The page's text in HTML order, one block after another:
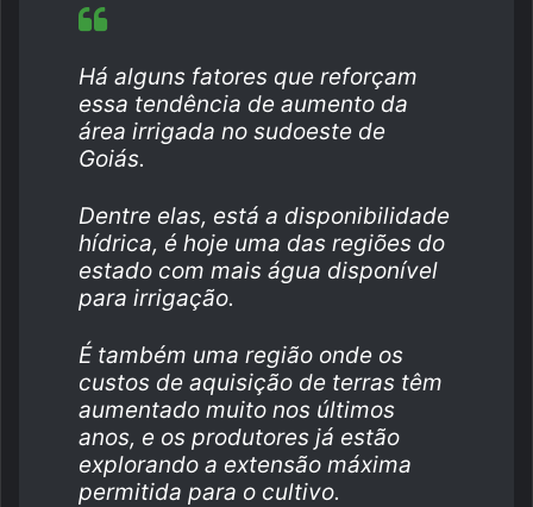
Há alguns fatores que reforçam
essa tendência de aumento da
área irrigada no sudoeste de
Goiás.
Dentre elas, está a disponibilidade
hídrica, é hoje uma das regiões do
estado com mais água disponível
para irrigação.
É também uma região onde os
custos de aquisição de terras têm
aumentado muito nos últimos
anos, e os produtores já estão
explorando a extensão máxima
permitida para o cultivo.